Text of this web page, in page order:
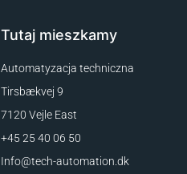
Tutaj mieszkamy
Automatyzacja techniczna
Tirsbækvej 9
7120 Vejle East
+45 25 40 06 50
Info@tech-automation.dk